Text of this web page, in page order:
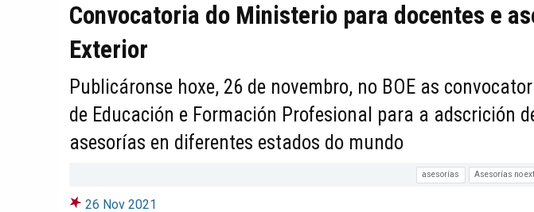
Convocatoria do Ministerio para docentes e
Exterior
Publicáronse hoxe, 26 de novembro, no BOE as
de Educación e Formación Profesional para a adscrición
asesorías en diferentes estados do mundo
asesorías Asesorías no
26 Nov 2021